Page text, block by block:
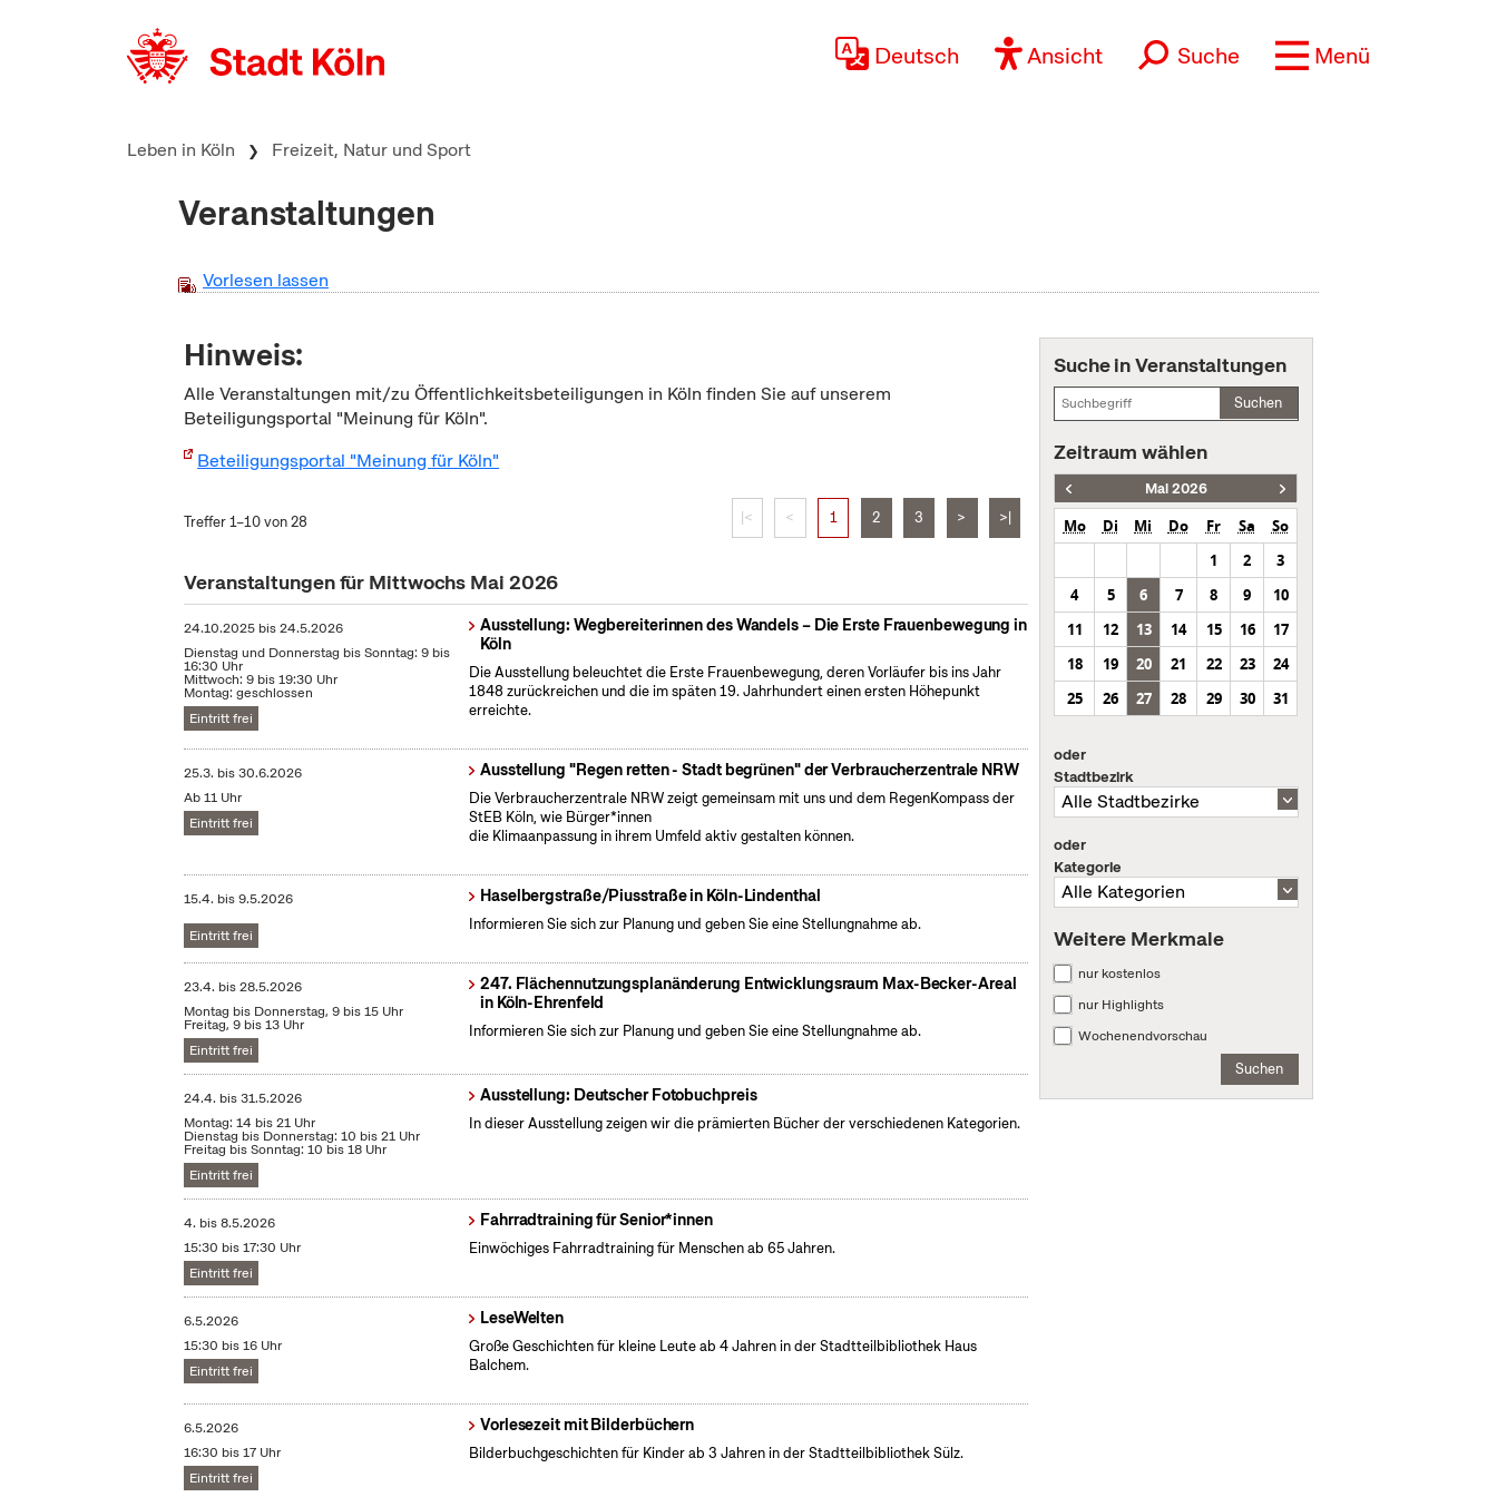
Deutsch Ansicht Suche Menü
Leben in Köln Freizeit, Natur und Sport
Veranstaltungen
Vorlesen lassen
Hinweis:
Alle Veranstaltungen mit/zu Öffentlichkeitsbeteiligungen in Köln finden Sie auf unserem
Beteiligungsportal "Meinung für Köln".
Beteiligungsportal "Meinung für Köln"
Treffer 1–10 von 28 |< < 1 2 3 > >|
Veranstaltungen für Mittwochs Mai 2026
24.10.2025 bis24.5.2026
Dienstag und Donnerstag bis Sonntag: 9 bis
16:30 Uhr
Mittwoch: 9 bis 19:30 Uhr
Montag: geschlossen
Eintritt frei
Ausstellung: Wegbereiterinnen des Wandels – Die Erste Frauenbewegung in
Köln
Die Ausstellung beleuchtet die Erste Frauenbewegung, deren Vorläufer bis ins Jahr
1848 zurückreichen und die im späten 19. Jahrhundert einen ersten Höhepunkt
erreichte.
25.3. bis30.6.2026
Ab 11 Uhr
Eintritt frei
Ausstellung "Regen retten - Stadt begrünen" der Verbraucherzentrale NRW
Die Verbraucherzentrale NRW zeigt gemeinsam mit uns und dem RegenKompass der
StEB Köln, wie Bürger*innen
die Klimaanpassung in ihrem Umfeld aktiv gestalten können.
15.4. bis9.5.2026
Eintritt frei
Haselbergstraße/Piusstraße in Köln-Lindenthal
Informieren Sie sich zur Planung und geben Sie eine Stellungnahme ab.
23.4. bis28.5.2026
Montag bis Donnerstag, 9 bis 15 Uhr
Freitag, 9 bis 13 Uhr
Eintritt frei
247. Flächennutzungsplanänderung Entwicklungsraum Max-Becker-Areal
in Köln-Ehrenfeld
Informieren Sie sich zur Planung und geben Sie eine Stellungnahme ab.
24.4. bis31.5.2026
Montag: 14 bis 21 Uhr
Dienstag bis Donnerstag: 10 bis 21 Uhr
Freitag bis Sonntag: 10 bis 18 Uhr
Eintritt frei
Ausstellung: Deutscher Fotobuchpreis
In dieser Ausstellung zeigen wir die prämierten Bücher der verschiedenen Kategorien.
4. bis8.5.2026
15:30 bis 17:30 Uhr
Eintritt frei
Fahrradtraining für Senior*innen
Einwöchiges Fahrradtraining für Menschen ab 65 Jahren.
6.5.2026
15:30 bis 16 Uhr
Eintritt frei
LeseWelten
Große Geschichten für kleine Leute ab 4 Jahren in der Stadtteilbibliothek Haus
Balchem.
6.5.2026
16:30 bis 17 Uhr
Eintritt frei
Vorlesezeit mit Bilderbüchern
Bilderbuchgeschichten für Kinder ab 3 Jahren in der Stadtteilbibliothek Sülz.
Suche in Veranstaltungen
Suchen
Zeitraum wählen
Mai 2026
Mo Di Mi Do Fr Sa
So
1
2
3
4
5 6 7 8 9
10
11
12 13 14 15 16
17
18
19 20 21 22 23
24
25
26 27 28 29 30 31
oder
Stadtbezirk
oder
Kategorie
Weitere Merkmale
nur kostenlos
nur Highlights
Wochenendvorschau
Suchen